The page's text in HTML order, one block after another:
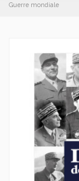
Guerre mondiale